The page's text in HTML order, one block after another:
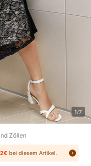
1/7
Zöllen
bei diesem Artikel.